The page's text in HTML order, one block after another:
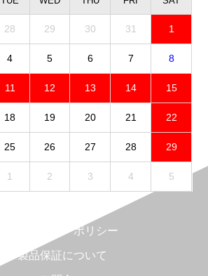
28 29 30 31 1
4 5 6 7 8
11 12 13 14 15
18 19 20 21 22
25 26 27 28 29
1 2 3 4 5
プライバシーポリシー
製品保証について